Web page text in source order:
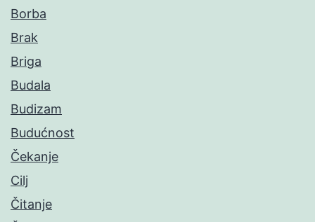
Borba
Brak
Briga
Budala
Budizam
Budućnost
Čekanje
Cilj
Čitanje